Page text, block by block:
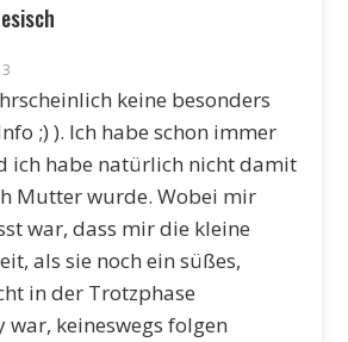
keine besonders
;) ). Ich habe schon immer
ich habe natürlich nicht damit
Mutter wurde. Wobei mir
war, dass mir die kleine
als sie noch ein süßes,
in der Trotzphase
war, keineswegs folgen